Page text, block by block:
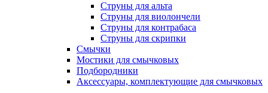
Струны для альта
Струны для виолончели
Струны для контрабаса
Струны для скрипки
Смычки
Мостики для смычковых
Подбородники
Аксеcсуары, комплектующие для смычковых